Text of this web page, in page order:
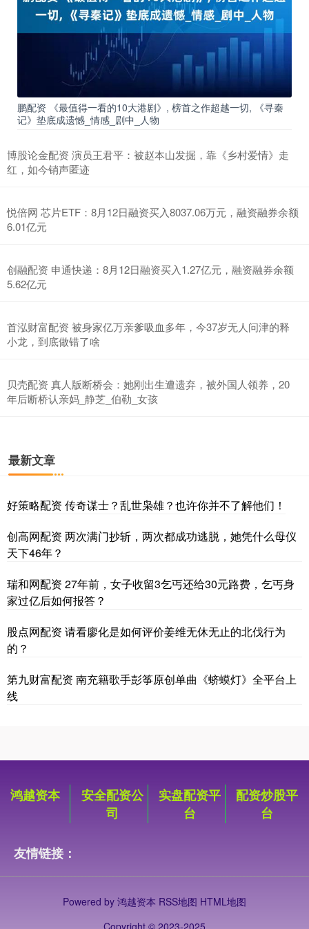
鹏配资 《最值得一看的10大港剧》, 榜首之作超越一切, 《寻秦
记》垫底成遗憾_情感_剧中_人物
博股论金配资 演员王君平：被赵本山发掘，靠《乡村爱情》走
红，如今销声匿迹
悦倍网 芯片ETF：8月12日融资买入8037.06万元，融资融券余额
6.01亿元
创融配资 申通快递：8月12日融资买入1.27亿元，融资融券余额
5.62亿元
首泓财富配资 被身家亿万亲爹吸血多年，今37岁无人问津的释
小龙，到底做错了啥
贝壳配资 真人版断桥会：她刚出生遭遗弃，被外国人领养，20
年后断桥认亲妈_静芝_伯勒_女孩
最新文章
好策略配资 传奇谋士？乱世枭雄？也许你并不了解他们！
创高网配资 两次满门抄斩，两次都成功逃脱，她凭什么母仪
天下46年？
瑞和网配资 27年前，女子收留3乞丐还给30元路费，乞丐身
家过亿后如何报答？
股点网配资 请看廖化是如何评价姜维无休无止的北伐行为
的？
第九财富配资 南充籍歌手彭筝原创单曲《蛴蟆灯》全平台上
线
鸿越资本
安全配资公
司
实盘配资平
台
配资炒股平
台
友情链接：
Powered by 鸿越资本 RSS地图 HTML地图
Copyright © 2023-2025